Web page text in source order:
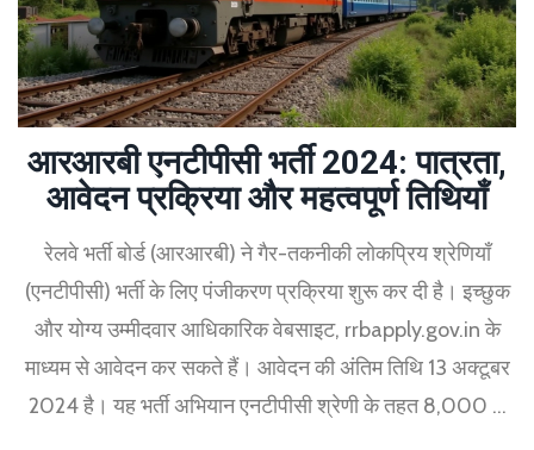
आरआरबी एनटीपीसी भर्ती 2024: पात्रता,
आवेदन प्रक्रिया और महत्वपूर्ण तिथियाँ
रेलवे भर्ती बोर्ड (आरआरबी) ने गैर-तकनीकी लोकप्रिय श्रेणियाँ
(एनटीपीसी) भर्ती के लिए पंजीकरण प्रक्रिया शुरू कर दी है। इच्छुक
और योग्य उम्मीदवार आधिकारिक वेबसाइट, rrbapply.gov.in के
माध्यम से आवेदन कर सकते हैं। आवेदन की अंतिम तिथि 13 अक्टूबर
2024 है। यह भर्ती अभियान एनटीपीसी श्रेणी के तहत 8,000 से